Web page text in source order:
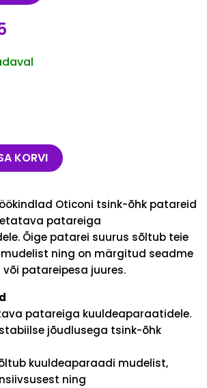
KORVI
Oticoni tsink-õhk patareid
patareiga
Õige patarei suurus sõltub teie
ning on märgitud seadme
patareipesa juures.
patareiga kuuldeaparaatidele.
jõudlusega tsink-õhk
kuuldeaparaadi mudelist,
ning